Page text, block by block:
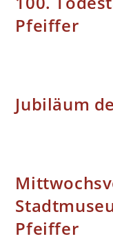
Pfeiffer
Jubiläum
Pfeiffer